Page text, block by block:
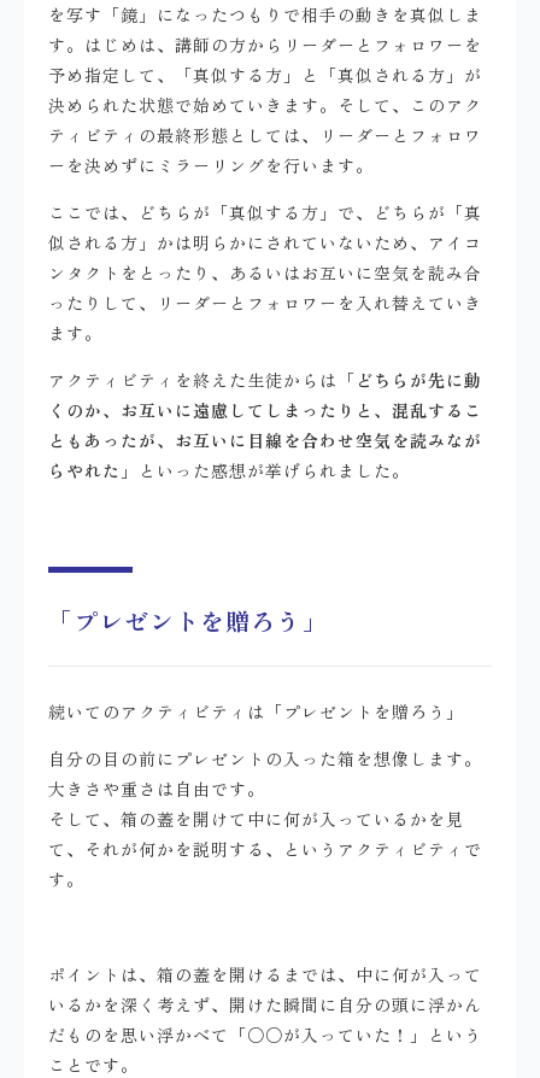
を写す「鏡」になったつもりで相手の動きを真似しま
す。はじめは、講師の方からリーダーとフォロワーを
予め指定して、「真似する方」と「真似される方」が
決められた状態で始めていきます。そして、このアク
ティビティの最終形態としては、リーダーとフォロワ
ーを決めずにミラーリングを行います。
ここでは、どちらが「真似する方」で、どちらが「真
似される方」かは明らかにされていないため、アイコ
ンタクトをとったり、あるいはお互いに空気を読み合
ったりして、リーダーとフォロワーを入れ替えていき
ます。
アクティビティを終えた生徒からは 「どちらが先に動
くのか、お互いに遠慮してしまったりと、混乱するこ
ともあったが、お互いに目線を合わせ空気を読みなが
らやれた」
といった感想が挙げられました。
「プレゼントを贈ろう」
続いてのアクティビティは「プレゼントを贈ろう」
自分の目の前にプレゼントの入った箱を想像します。
大きさや重さは自由です。
そして、箱の蓋を開けて中に何が入っているかを見
て、それが何かを説明する、というアクティビティで
す。
ポイントは、箱の蓋を開けるまでは、中に何が入って
いるかを深く考えず、開けた瞬間に自分の頭に浮かん
だものを思い浮かべて「○○が入っていた！」という
ことです。